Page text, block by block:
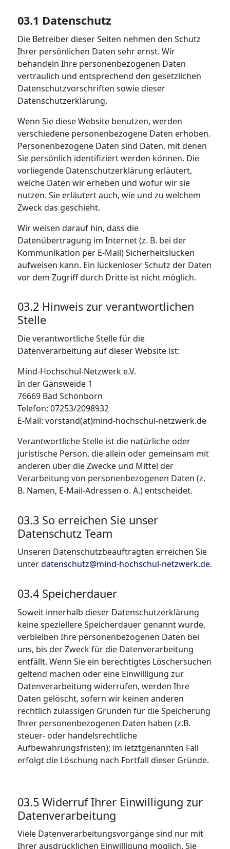
03.1 Datenschutz
Die Betreiber dieser Seiten nehmen den Schutz
Ihrer persönlichen Daten sehr ernst. Wir
behandeln Ihre personenbezogenen Daten
vertraulich und entsprechend den gesetzlichen
Datenschutzvorschriften sowie dieser
Datenschutzerklärung.
Wenn Sie diese Website benutzen, werden
verschiedene personenbezogene Daten erhoben.
Personenbezogene Daten sind Daten, mit denen
Sie persönlich identifiziert werden können. Die
vorliegende Datenschutzerklärung erläutert,
welche Daten wir erheben und wofür wir sie
nutzen. Sie erläutert auch, wie und zu welchem
Zweck das geschieht.
Wir weisen darauf hin, dass die
Datenübertragung im Internet (z. B. bei der
Kommunikation per E-Mail) Sicherheitslücken
aufweisen kann. Ein lückenloser Schutz der Daten
vor dem Zugriff durch Dritte ist nicht möglich.
03.2 Hinweis zur verantwortlichen
Stelle
Die verantwortliche Stelle für die
Datenverarbeitung auf dieser Website ist:
Mind-Hochschul-Netzwerk e.V.
In der Gänsweide 1
76669 Bad Schönborn
Telefon: 07253/2098932
E-Mail: vorstand(at)mind-hochschul-netzwerk.de
Verantwortliche Stelle ist die natürliche oder
juristische Person, die allein oder gemeinsam mit
anderen über die Zwecke und Mittel der
Verarbeitung von personenbezogenen Daten (z.
B. Namen, E-Mail-Adressen o. Ä.) entscheidet.
03.3 So erreichen Sie unser
Datenschutz Team
Unseren Datenschutzbeauftragten erreichen Sie
unterdatenschutz@mind-hochschul-netzwerk.de.
03.4 Speicherdauer
Soweit innerhalb dieser Datenschutzerklärung
keine speziellere Speicherdauer genannt wurde,
verbleiben Ihre personenbezogenen Daten bei
uns, bis der Zweck für die Datenverarbeitung
entfällt. Wenn Sie ein berechtigtes Löschersuchen
geltend machen oder eine Einwilligung zur
Datenverarbeitung widerrufen, werden Ihre
Daten gelöscht, sofern wir keinen anderen
rechtlich zulässigen Gründen für die Speicherung
Ihrer personenbezogenen Daten haben (z.B.
steuer- oder handelsrechtliche
Aufbewahrungsfristen); im letztgenannten Fall
erfolgt die Löschung nach Fortfall dieser Gründe.
03.5 Widerruf Ihrer Einwilligung zur
Datenverarbeitung
Viele Datenverarbeitungsvorgänge sind nur mit
Ihrer ausdrücklichen Einwilligung möglich. Sie